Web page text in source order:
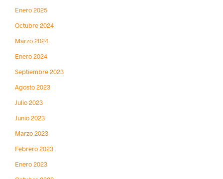
Enero 2025
Octubre 2024
Marzo 2024
Enero 2024
Septiembre 2023
Agosto 2023
Julio 2023
Junio 2023
Marzo 2023
Febrero 2023
Enero 2023